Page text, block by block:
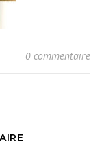
0 commentaire